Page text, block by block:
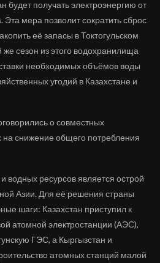
будет получать электроэнергию от
Эта мера позволит сократить сброс
её запасы в Токтогульском
сезон из этого водохранилища
необходимых объёмов воды
угодий в Казахстане и
о совместных
на снижение общего потребления
водных ресурсов является острой
Азии. Для её решения страны
шаги: Казахстан приступил к
атомной электростанции (АЭС),
ГЭС, а Кыргызстан и
атомных станций малой